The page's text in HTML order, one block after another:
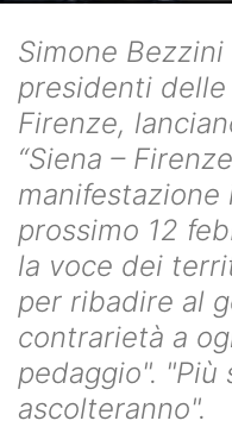
Simone
presidenti
Firenze,
“Siena –
manifestazione
prossimo 12
la voce dei
per ribadire al
contrarietà a
pedaggio". "Più
ascolteranno".